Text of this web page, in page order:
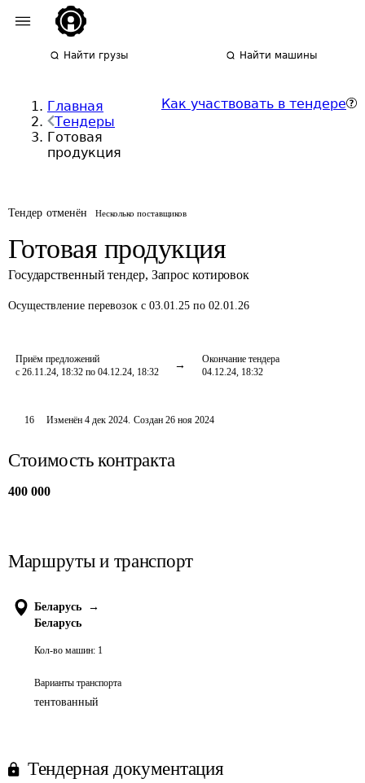
Найти грузы Найти машины
Главная
Тендеры
Готовая
продукция
Как участвовать в тендере
Тендер отменён Несколько поставщиков
Готовая продукция
Государственный тендер, Запрос котировок
Осуществление перевозок с 03.01.25 по 02.01.26
Приём предложений
с 26.11.24, 18:32 по 04.12.24, 18:32
Окончание тендера
04.12.24, 18:32
16 Изменён4 дек 2024. Создан 26 ноя 2024
Стоимость контракта
400 000
Маршруты и транспорт
Беларусь
→
Беларусь
Кол-во машин: 1
Варианты транспорта
тентованный
Тендерная документация